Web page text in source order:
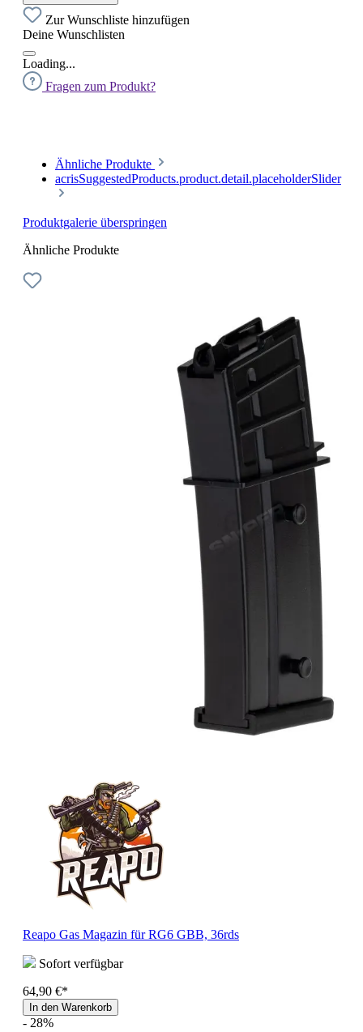
Zur Wunschliste hinzufügen
Deine Wunschlisten
Loading...
Fragen zum Produkt?
Ähnliche Produkte
acrisSuggestedProducts.product.detail.placeholderSlider
Produktgalerie überspringen
Ähnliche Produkte
Reapo Gas Magazin für RG6 GBB, 36rds
Sofort verfügbar
64,90 €*
In den Warenkorb
- 28%